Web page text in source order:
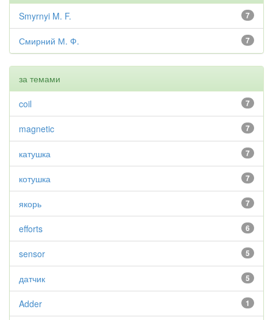
7
Smyrnyi M. F.
7
Смирний М. Ф.
за темами
7
coil
7
magnetic
7
катушка
7
котушка
7
якорь
6
efforts
5
sensor
5
датчик
1
Adder